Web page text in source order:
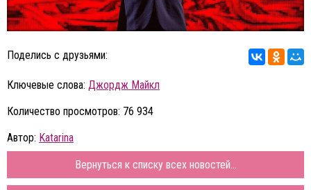
Поделись с друзьями:
Ключевые слова: Джордж Майкл
Количество просмотров: 76 934
Автор: Katarina
Вернуться к списку всех новостей...